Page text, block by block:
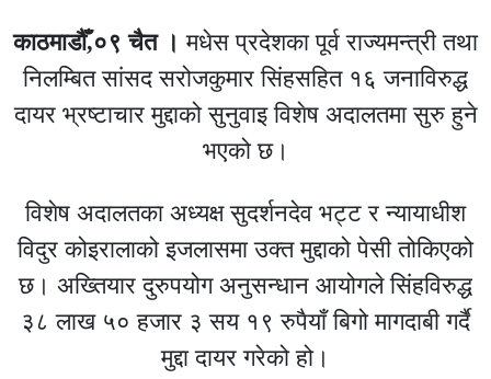
काठमाडौँ,०९ चैत । मधेस प्रदेशका पूर्व राज्यमन्त्री तथा
निलम्बित सांसद सरोजकुमार सिंहसहित १६ जनाविरुद्ध
दायर भ्रष्टाचार मुद्दाको सुनुवाइ विशेष अदालतमा सुरु हुने
भएको छ।
विशेष अदालतका अध्यक्ष सुदर्शनदेव भट्ट र न्यायाधीश
विदुर कोइरालाको इजलासमा उक्त मुद्दाको पेसी तोकिएको
छ। अख्तियार दुरुपयोग अनुसन्धान आयोगले सिंहविरुद्ध
३८ लाख ५० हजार ३ सय १९ रुपैयाँ बिगो मागदाबी गर्दै
मुद्दा दायर गरेको हो।